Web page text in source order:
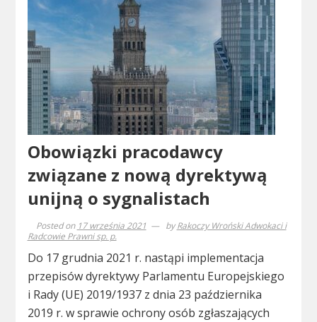
Obowiązki pracodawcy
związane z nową dyrektywą
unijną o sygnalistach
Posted on 17 września 2021 byRakoczy Wroński Adwokaci i
Radcowie Prawni sp. p.
Do 17 grudnia 2021 r. nastąpi implementacja
przepisów dyrektywy Parlamentu Europejskiego
i Rady (UE) 2019/1937 z dnia 23 października
2019 r. w sprawie ochrony osób zgłaszających